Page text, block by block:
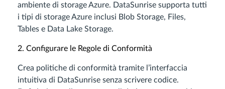
ambiente di storage Azure. DataSunrise supporta tutti
i tipi di storage Azure inclusi Blob Storage, Files,
Tables e Data Lake Storage.
2. Configurare le Regole di Conformità
Crea politiche di conformità tramite l’interfaccia
intuitiva di DataSunrise senza scrivere codice.